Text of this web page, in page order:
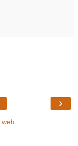
›
web